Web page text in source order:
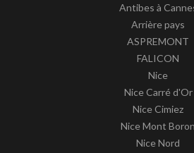
Antibes à
Arrière pays
ASPREMONT
FALICON
Nice
Nice Carré d'Or
Nice Cimiez
Nice Mont Boron
Nice Nord